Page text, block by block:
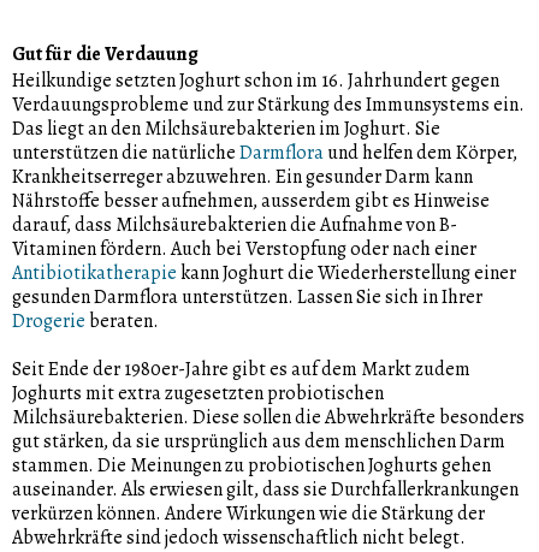
Gut für die Verdauung
Heilkundige setzten Joghurt schon im 16. Jahrhundert gegen
Verdauungsprobleme und zur Stärkung des Immunsystems ein.
Das liegt an den Milchsäurebakterien im Joghurt. Sie
unterstützen die natürlicheDarmfloraund helfen dem Körper,
Krankheitserreger abzuwehren. Ein gesunder Darm kann
Nährstoffe besser aufnehmen, ausserdem gibt es Hinweise
darauf, dass Milchsäurebakterien die Aufnahme von B-
Vitaminen fördern. Auch bei Verstopfung oder nach einer
Antibiotikatherapiekann Joghurt die Wiederherstellung einer
gesunden Darmflora unterstützen. Lassen Sie sich in Ihrer
Drogerieberaten.
Seit Ende der 1980er-Jahre gibt es auf dem Markt zudem
Joghurts mit extra zugesetzten probiotischen
Milchsäurebakterien. Diese sollen die Abwehrkräfte besonders
gut stärken, da sie ursprünglich aus dem menschlichen Darm
stammen. Die Meinungen zu probiotischen Joghurts gehen
auseinander. Als erwiesen gilt, dass sie Durchfallerkrankungen
verkürzen können. Andere Wirkungen wie die Stärkung der
Abwehrkräfte sind jedoch wissenschaftlich nicht belegt.